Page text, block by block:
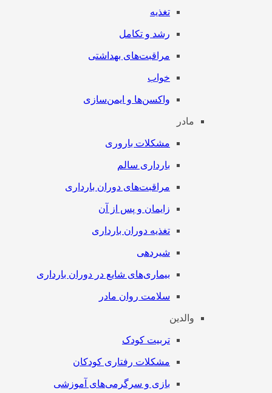
تغذیه
رشد و تکامل
مراقبت‌های بهداشتی
خواب
واکسن‌ها و ایمن‌سازی
مادر
مشکلات باروری
بارداری سالم
مراقبت‌های دوران بارداری
زایمان و پس از آن
تغذیه دوران بارداری
شیردهی
بیماری‌های شایع در دوران بارداری
سلامت روان مادر
والدین
تربیت کودک
مشکلات رفتاری کودکان
بازی و سرگرمی‌های آموزشی